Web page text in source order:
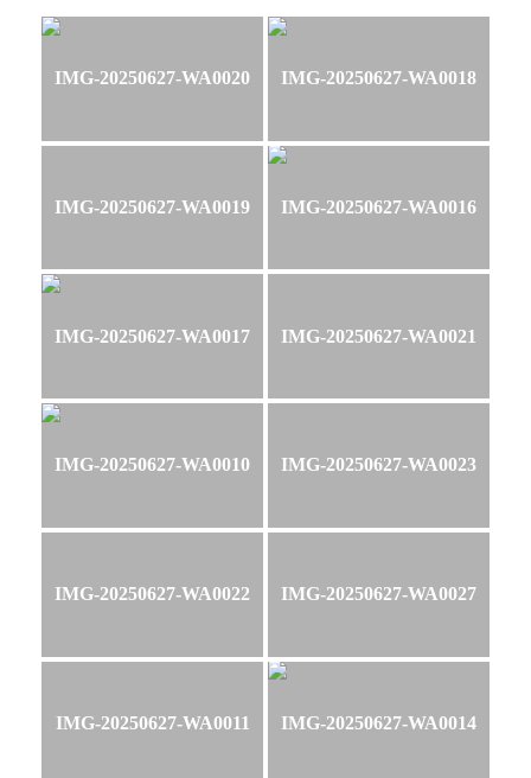
IMG-20250627-WA0020 IMG-20250627-WA0018
IMG-20250627-WA0019 IMG-20250627-WA0016
IMG-20250627-WA0017 IMG-20250627-WA0021
IMG-20250627-WA0010 IMG-20250627-WA0023
IMG-20250627-WA0022 IMG-20250627-WA0027
IMG-20250627-WA0011 IMG-20250627-WA0014